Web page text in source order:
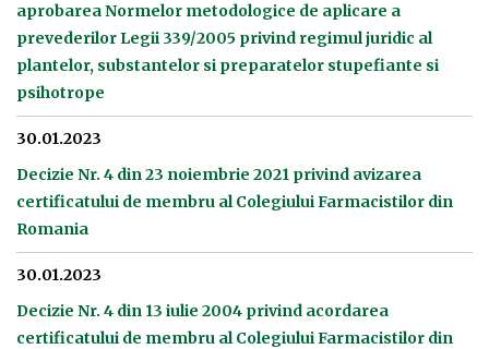
aprobarea Normelor metodologice de aplicare a
prevederilor Legii 339/2005 privind regimul juridic al
plantelor, substantelor si preparatelor stupefiante si
psihotrope
30.01.2023
Decizie Nr. 4 din 23 noiembrie 2021 privind avizarea
certificatului de membru al Colegiului Farmacistilor din
Romania
30.01.2023
Decizie Nr. 4 din 13 iulie 2004 privind acordarea
certificatului de membru al Colegiului Farmacistilor din